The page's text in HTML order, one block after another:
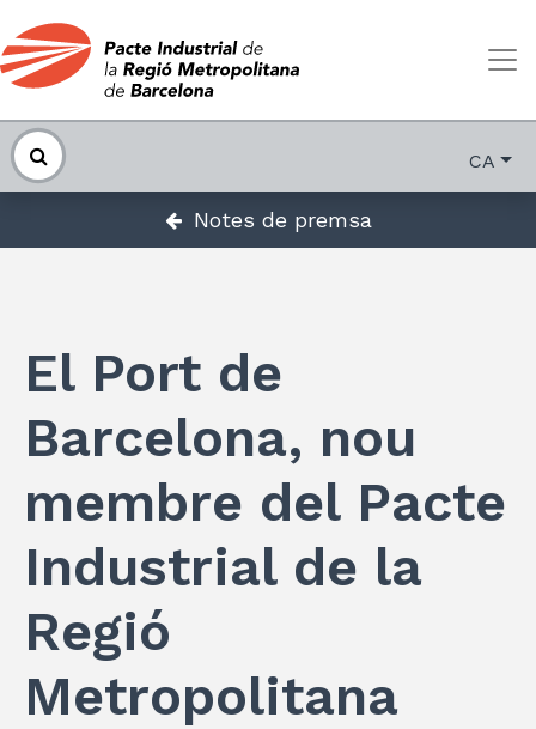
CA
Notes de premsa
El Port de
Barcelona, nou
membre del Pacte
Industrial de la
Regió
Metropolitana